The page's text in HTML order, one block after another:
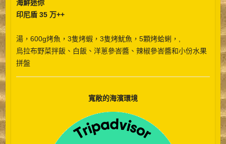
海鮮迷你
印尼盾 35 万++
湯，600g烤魚，3隻烤蝦，3隻烤魷魚，5顆烤蛤蜊，,
烏拉布野菜拌飯、白飯、洋蔥參峇醬、辣椒參峇醬和小份水果
拼盤
寬敞的海濱環境